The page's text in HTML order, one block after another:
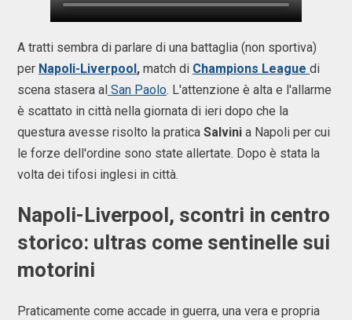
A tratti sembra di parlare di una battaglia (non sportiva)
per Napoli-Liverpool, match di Champions League di
scena stasera al San Paolo. L'attenzione è alta e l'allarme
è scattato in città nella giornata di ieri dopo che la
questura avesse risolto la pratica Salvini a Napoli per cui
le forze dell'ordine sono state allertate. Dopo è stata la
volta dei tifosi inglesi in città.
Napoli-Liverpool, scontri in centro
storico: ultras come sentinelle sui
motorini
Praticamente come accade in guerra, una vera e propria